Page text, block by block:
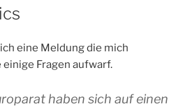
eine Meldung die mich
Fragen aufwarf.
haben sich auf einen